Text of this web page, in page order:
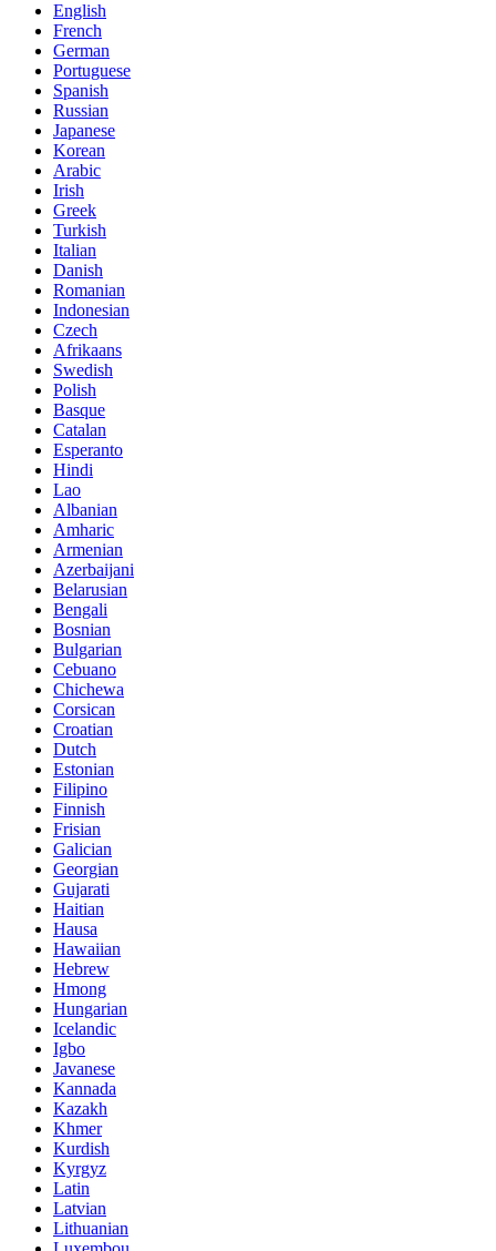
English
French
German
Portuguese
Spanish
Russian
Japanese
Korean
Arabic
Irish
Greek
Turkish
Italian
Danish
Romanian
Indonesian
Czech
Afrikaans
Swedish
Polish
Basque
Catalan
Esperanto
Hindi
Lao
Albanian
Amharic
Armenian
Azerbaijani
Belarusian
Bengali
Bosnian
Bulgarian
Cebuano
Chichewa
Corsican
Croatian
Dutch
Estonian
Filipino
Finnish
Frisian
Galician
Georgian
Gujarati
Haitian
Hausa
Hawaiian
Hebrew
Hmong
Hungarian
Icelandic
Igbo
Javanese
Kannada
Kazakh
Khmer
Kurdish
Kyrgyz
Latin
Latvian
Lithuanian